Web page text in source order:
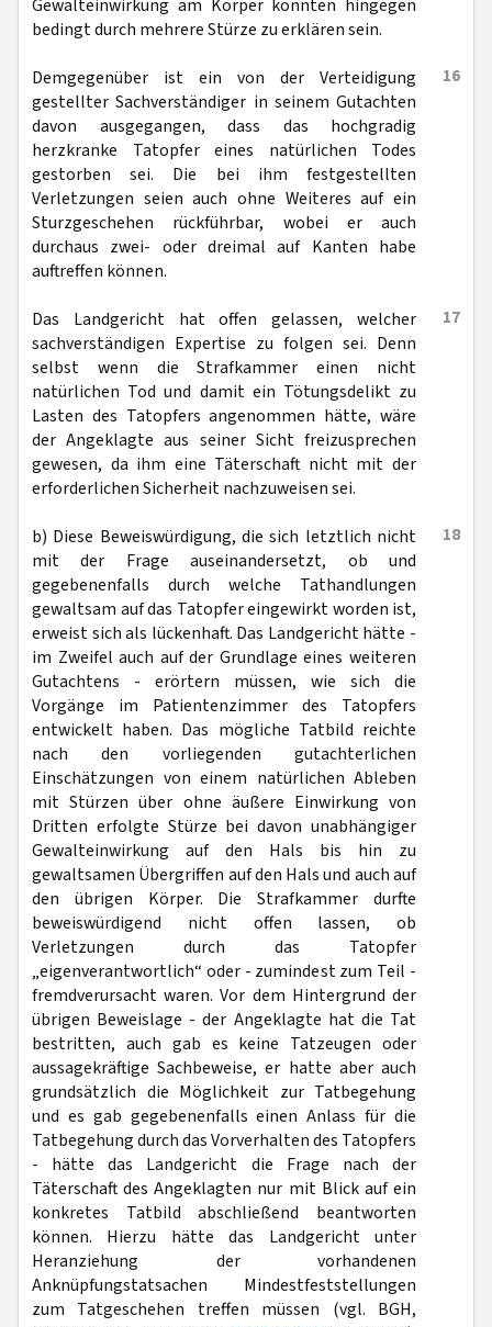
Gewalteinwirkung am Körper könnten hingegen
bedingt durch mehrere Stürze zu erklären sein.
16
Demgegenüber ist ein von der Verteidigung
gestellter Sachverständiger in seinem Gutachten
davon ausgegangen, dass das hochgradig
herzkranke Tatopfer eines natürlichen Todes
gestorben sei. Die bei ihm festgestellten
Verletzungen seien auch ohne Weiteres auf ein
Sturzgeschehen rückführbar, wobei er auch
durchaus zwei- oder dreimal auf Kanten habe
auftreffen können.
17
Das Landgericht hat offen gelassen, welcher
sachverständigen Expertise zu folgen sei. Denn
selbst wenn die Strafkammer einen nicht
natürlichen Tod und damit ein Tötungsdelikt zu
Lasten des Tatopfers angenommen hätte, wäre
der Angeklagte aus seiner Sicht freizusprechen
gewesen, da ihm eine Täterschaft nicht mit der
erforderlichen Sicherheit nachzuweisen sei.
18
b) Diese Beweiswürdigung, die sich letztlich nicht
mit der Frage auseinandersetzt, ob und
gegebenenfalls durch welche Tathandlungen
gewaltsam auf das Tatopfer eingewirkt worden ist,
erweist sich als lückenhaft. Das Landgericht hätte -
im Zweifel auch auf der Grundlage eines weiteren
Gutachtens - erörtern müssen, wie sich die
Vorgänge im Patientenzimmer des Tatopfers
entwickelt haben. Das mögliche Tatbild reichte
nach den vorliegenden gutachterlichen
Einschätzungen von einem natürlichen Ableben
mit Stürzen über ohne äußere Einwirkung von
Dritten erfolgte Stürze bei davon unabhängiger
Gewalteinwirkung auf den Hals bis hin zu
gewaltsamen Übergriffen auf den Hals und auch auf
den übrigen Körper. Die Strafkammer durfte
beweiswürdigend nicht offen lassen, ob
Verletzungen durch das Tatopfer
„eigenverantwortlich“ oder - zumindest zum Teil -
fremdverursacht waren. Vor dem Hintergrund der
übrigen Beweislage - der Angeklagte hat die Tat
bestritten, auch gab es keine Tatzeugen oder
aussagekräftige Sachbeweise, er hatte aber auch
grundsätzlich die Möglichkeit zur Tatbegehung
und es gab gegebenenfalls einen Anlass für die
Tatbegehung durch das Vorverhalten des Tatopfers
- hätte das Landgericht die Frage nach der
Täterschaft des Angeklagten nur mit Blick auf ein
konkretes Tatbild abschließend beantworten
können. Hierzu hätte das Landgericht unter
Heranziehung der vorhandenen
Anknüpfungstatsachen Mindestfeststellungen
zum Tatgeschehen treffen müssen (vgl. BGH,